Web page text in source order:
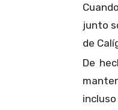
junto
de
De